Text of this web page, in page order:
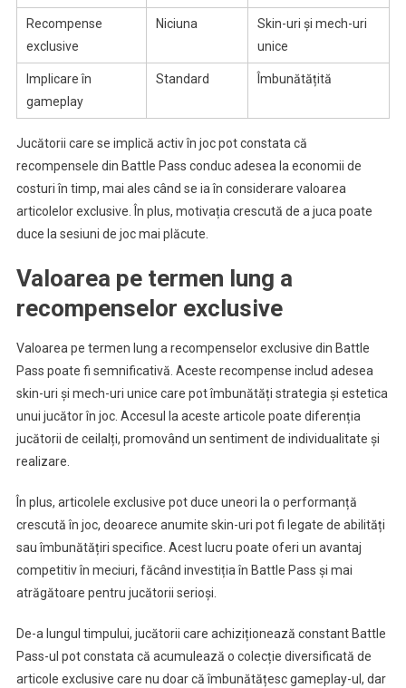
Recompense
exclusive
Niciuna
Skin-uri și mech-uri
unice
Implicare în
gameplay
Standard Îmbunătățită
Jucătorii care se implică activ în joc pot constata că
recompensele din Battle Pass conduc adesea la economii de
costuri în timp, mai ales când se ia în considerare valoarea
articolelor exclusive. În plus, motivația crescută de a juca poate
duce la sesiuni de joc mai plăcute.
Valoarea pe termen lung a
recompenselor exclusive
Valoarea pe termen lung a recompenselor exclusive din Battle
Pass poate fi semnificativă. Aceste recompense includ adesea
skin-uri și mech-uri unice care pot îmbunătăți strategia și estetica
unui jucător în joc. Accesul la aceste articole poate diferenția
jucătorii de ceilalți, promovând un sentiment de individualitate și
realizare.
În plus, articolele exclusive pot duce uneori la o performanță
crescută în joc, deoarece anumite skin-uri pot fi legate de abilități
sau îmbunătățiri specifice. Acest lucru poate oferi un avantaj
competitiv în meciuri, făcând investiția în Battle Pass și mai
atrăgătoare pentru jucătorii serioși.
De-a lungul timpului, jucătorii care achiziționează constant Battle
Pass-ul pot constata că acumulează o colecție diversificată de
articole exclusive care nu doar că îmbunătățesc gameplay-ul, dar